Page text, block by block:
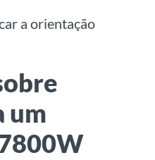
a orientação
um